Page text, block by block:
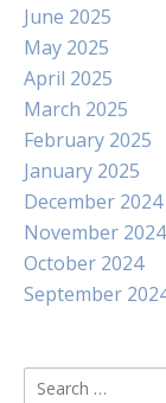
June 2025
May 2025
April 2025
March 2025
February 2025
January 2025
December 2024
November 2024
October 2024
September
Search